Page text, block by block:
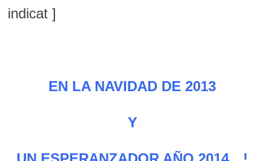
indicat ]
EN LA NAVIDAD DE 2013
Y